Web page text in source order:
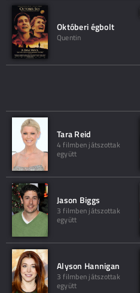
Októberi égbolt
Quentin
Tara Reid
4 filmben játszottak
együtt
Jason Biggs
3 filmben játszottak
együtt
Alyson Hannigan
3 filmben játszottak
együtt